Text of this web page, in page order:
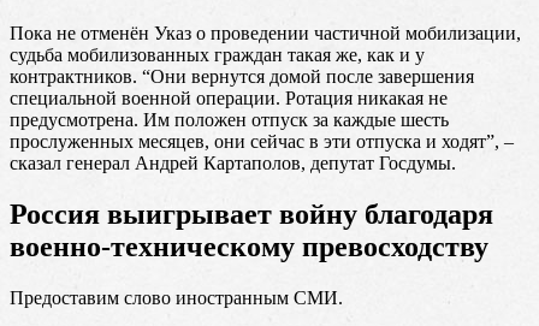
Пока не отменён Указ о проведении частичной мобилизации,
судьба мобилизованных граждан такая же, как и у
контрактников. “Они вернутся домой после завершения
специальной военной операции. Ротация никакая не
предусмотрена. Им положен отпуск за каждые шесть
прослуженных месяцев, они сейчас в эти отпуска и ходят”, –
сказал генерал Андрей Картаполов, депутат Госдумы.
Россия выигрывает войну благодаря
военно-техническому превосходству
Предоставим слово иностранным СМИ.